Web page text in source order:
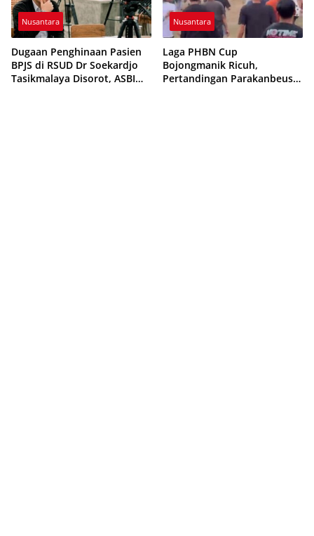
Nusantara
Dugaan Penghinaan Pasien
BPJS di RSUD Dr Soekardjo
Tasikmalaya Disorot, ASBI
Nusantara
Laga PHBN Cup
Bojongmanik Ricuh,
Pertandingan Parakanbeusi